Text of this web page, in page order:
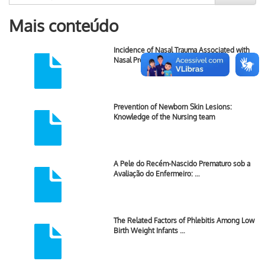
Mais conteúdo
Incidence of Nasal Trauma Associated with
Nasal Prong Versus Nasal …
Prevention of Newborn Skin Lesions:
Knowledge of the Nursing team
A Pele do Recém-Nascido Prematuro sob a
Avaliação do Enfermeiro: …
The Related Factors of Phlebitis Among Low
Birth Weight Infants …